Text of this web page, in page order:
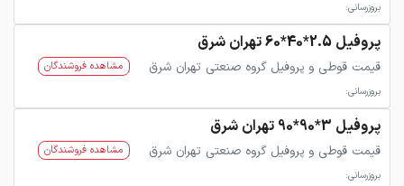
بروزرسانی:
پروفیل 2.5*40*60 تهران شرق
قیمت قوطی و پروفیل گروه صنعتی تهران شرق
بروزرسانی:
مشاهده فروشندگان
پروفیل 3*90*90 تهران شرق
قیمت قوطی و پروفیل گروه صنعتی تهران شرق
بروزرسانی:
مشاهده فروشندگان